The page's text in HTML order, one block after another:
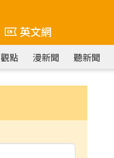
英文網
觀點 漫新聞 聽新聞